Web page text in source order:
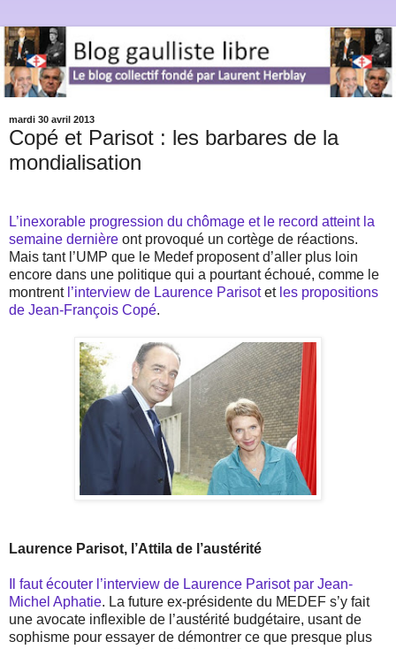
mardi 30 avril 2013
Copé et Parisot : les barbares de la
mondialisation
L’inexorable progression du chômage et le record atteint la
semaine dernière ont provoqué un cortège de réactions.
Mais tant l’UMP que le Medef proposent d’aller plus loin
encore dans une politique qui a pourtant échoué, comme le
montrent l’interview de Laurence Parisotet les propositions
de Jean-François Copé.
Laurence Parisot, l’Attila de l’austérité
Il faut écouter l’interview de Laurence Parisot par Jean-
Michel Aphatie. La future ex-présidente du MEDEF s’y fait
une avocate inflexible de l’austérité budgétaire, usant de
sophisme pour essayer de démontrer ce que presque plus